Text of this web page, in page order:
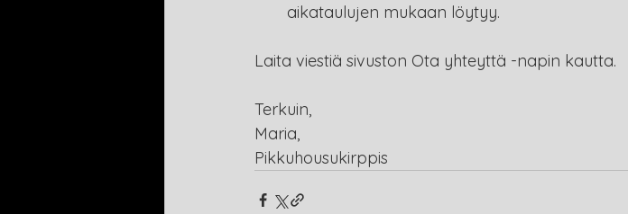
aikataulujen mukaan löytyy.
Laita viestiä sivuston Ota yhteyttä -napin kautta.
Terkuin,
Maria,
Pikkuhousukirppis